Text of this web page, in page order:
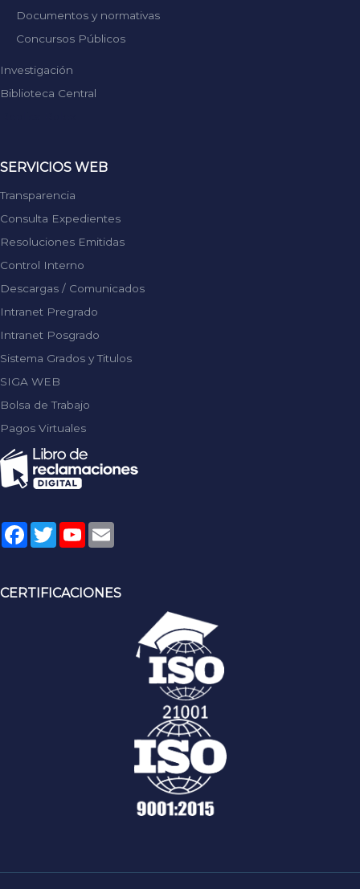
Documentos y normativas
Concursos Públicos
Investigación
Biblioteca Central
SERVICIOS WEB
Transparencia
Consulta Expedientes
Resoluciones Emitidas
Control Interno
Descargas / Comunicados
Intranet Pregrado
Intranet Posgrado
Sistema Grados y Titulos
SIGA WEB
Bolsa de Trabajo
Pagos Virtuales
Facebook
TwitterYouTube
CERTIFICACIONES